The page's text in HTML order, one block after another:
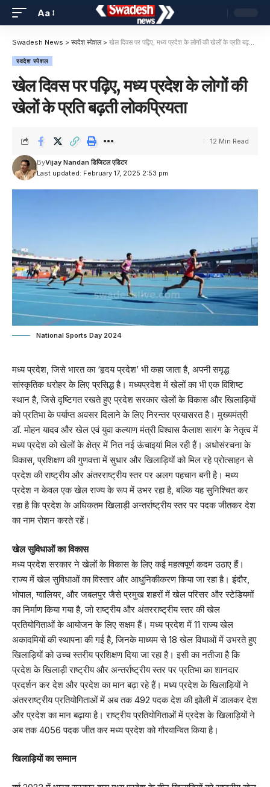
Aa
Swadesh News > स्वदेश स्पेशल> खेल दिवस पर पढ़िए, मध्य प्रदेश के लोगों की खेलों के प्रति बढ़ती लोकप्रियता
स्वदेश स्पेशल
खेल दिवस पर पढ़िए, मध्य प्रदेश के लोगों की
खेलों के प्रति बढ़ती लोकप्रियता
Last updated: February 17, 2025 2:53 pm
ByVijay Nandan डिजिटल एडिटर
12 Min Read
National Sports Day 2024
मध्य प्रदेश, जिसे भारत का ‘हृदय प्रदेश’ भी कहा जाता है, अपनी समृद्ध
सांस्कृतिक धरोहर के लिए प्रसिद्ध है। मध्यप्रदेश में खेलों का भी एक विशिष्ट
स्थान है, जिसे दृष्टिगत रखते हुए प्रदेश सरकार खेलों के विकास और खिलाड़ियों
को प्रतिभा के पर्याप्त अवसर दिलाने के लिए निरन्तर प्रयासरत है। मुख्यमंत्री
डॉ. मोहन यादव और खेल एवं युवा कल्याण मंत्री विश्वास कैलाश सारंग के नेतृत्व में
मध्य प्रदेश को खेलों के क्षेत्र में नित नई ऊंचाइयां मिल रही हैं। अधोसंरचना के
विकास, प्रशिक्षण की गुणवत्ता में सुधार और खिलाड़ियों को मिल रहे प्रोत्साहन से
प्रदेश की राष्ट्रीय और अंतरराष्ट्रीय स्तर पर अलग पहचान बनी है। मध्य
प्रदेश न केवल एक खेल राज्य के रूप में उभर रहा है, बल्कि यह सुनिश्चित कर
रहा है कि प्रदेश के अधिकतम खिलाड़ी अन्तर्राष्ट्रीय स्तर पर पदक जीतकर देश
का नाम रोशन करते रहें।
खेल सुविधाओं का विकास
मध्य प्रदेश सरकार ने खेलों के विकास के लिए कई महत्वपूर्ण कदम उठाए हैं।
राज्य में खेल सुविधाओं का विस्तार और आधुनिकीकरण किया जा रहा है। इंदौर,
भोपाल, ग्वालियर, और जबलपुर जैसे प्रमुख शहरों में खेल परिसर और स्टेडियमों
का निर्माण किया गया है, जो राष्ट्रीय और अंतरराष्ट्रीय स्तर की खेल
प्रतियोगिताओं के आयोजन के लिए सक्षम हैं। मध्य प्रदेश में 11 राज्य खेल
अकादमियों की स्थापना की गई है, जिनके माध्यम से 18 खेल विधाओं में उभरते हुए
खिलाड़ियों को उच्च स्तरीय प्रशिक्षण दिया जा रहा है। इसी का नतीजा है कि
प्रदेश के खिलाड़ी राष्ट्रीय और अन्तर्राष्ट्रीय स्तर पर प्रतिभा का शानदार
प्रदर्शन कर देश और प्रदेश का मान बढ़ा रहे हैं। मध्य प्रदेश के खिलाड़ियों ने
अंतरराष्ट्रीय प्रतियोगिताओं में अब तक 492 पदक देश की झोली में डालकर देश
और प्रदेश का मान बढ़ाया है। राष्ट्रीय प्रतियोगिताओं में प्रदेश के खिलाड़ियों ने
अब तक 4056 पदक जीत कर मध्य प्रदेश को गौरवान्वित किया है।
खिलाड़ियों का सम्मान